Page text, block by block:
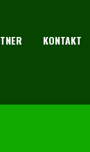
KONTAKT